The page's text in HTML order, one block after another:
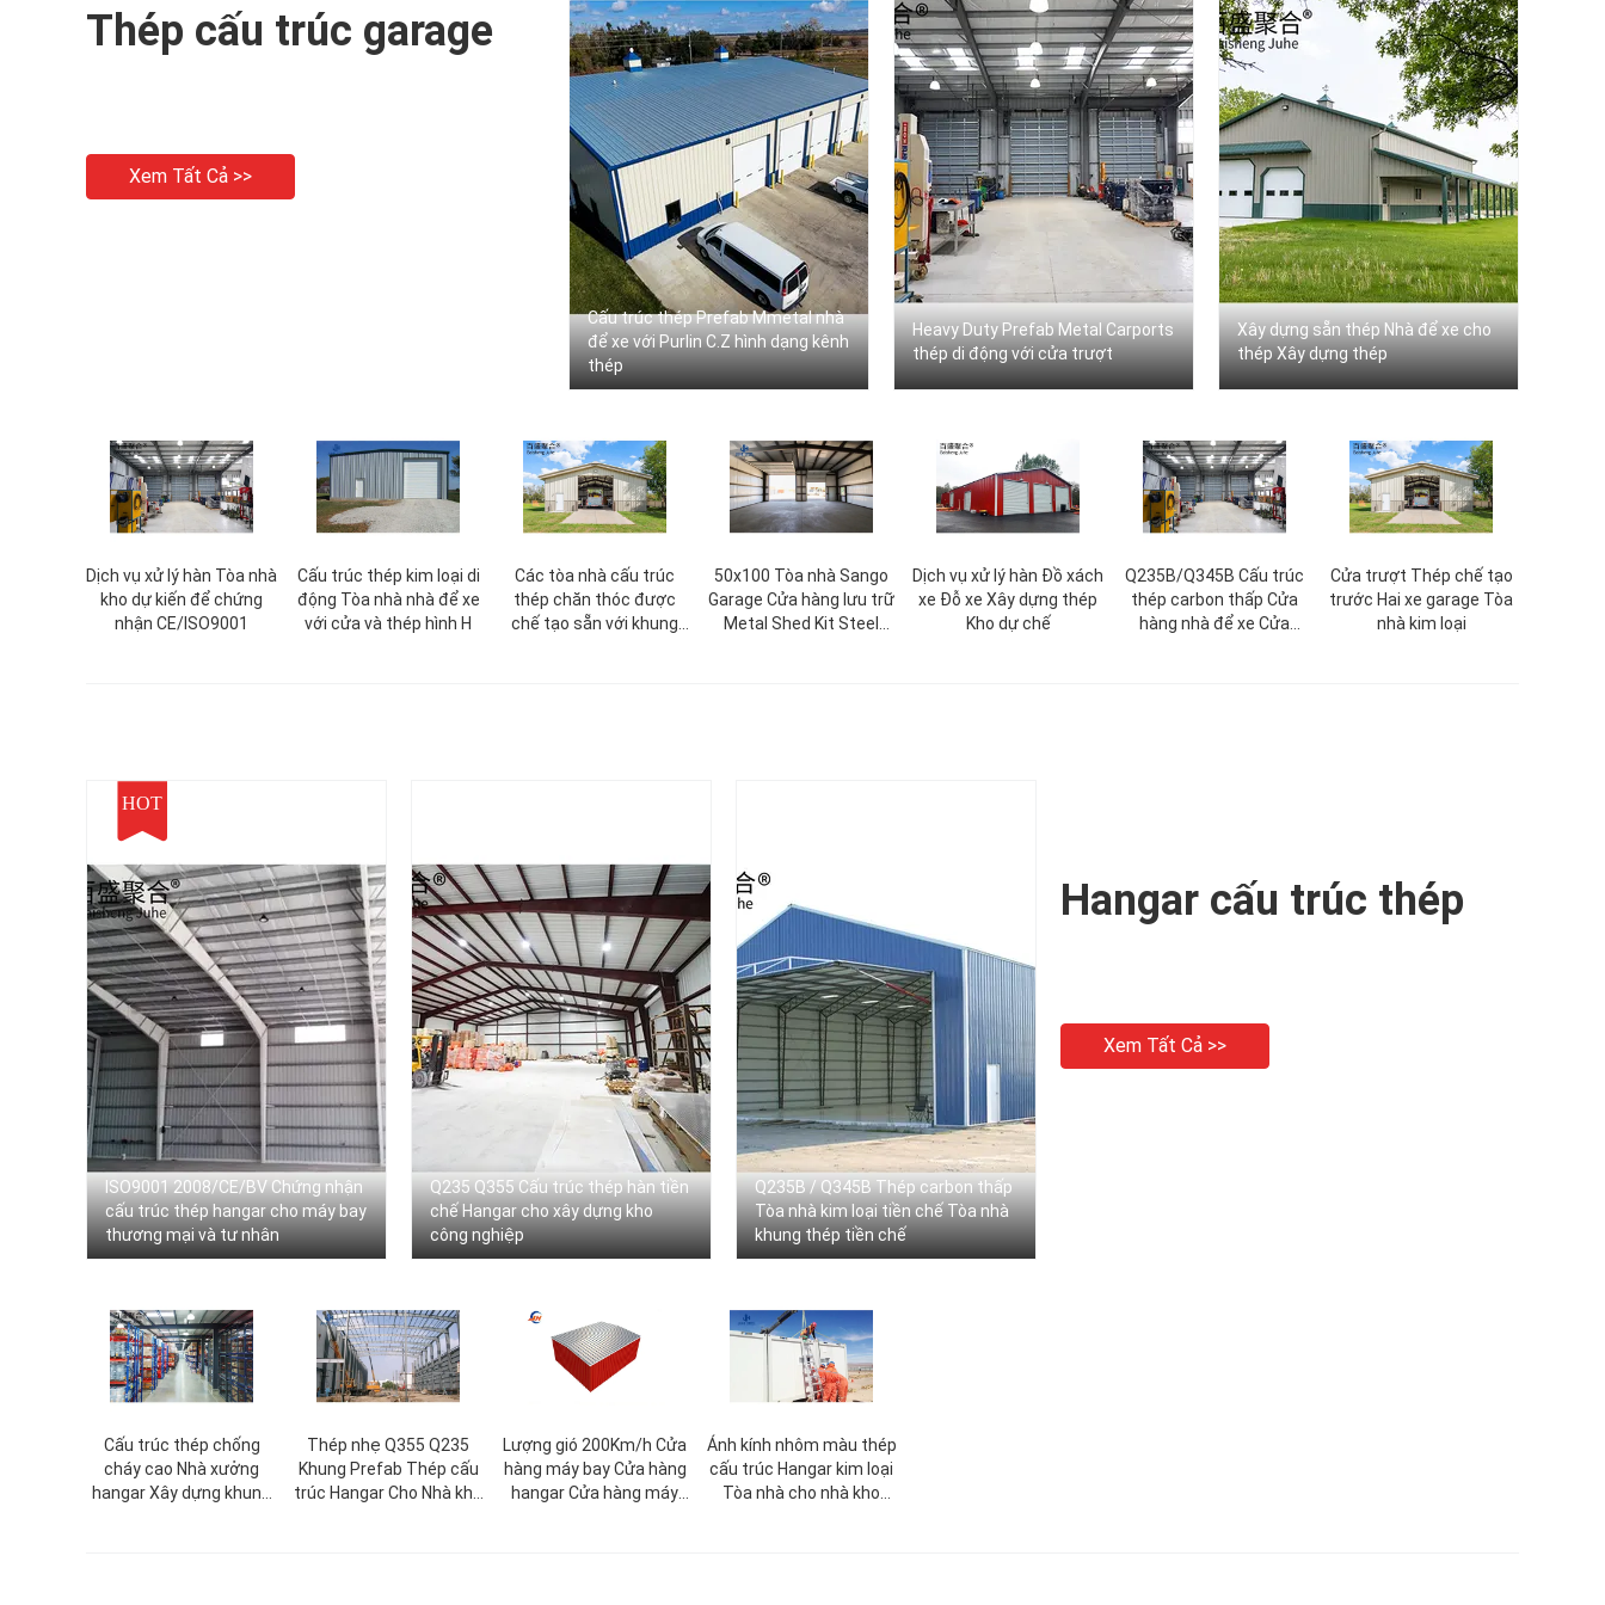
GỬI ĐI
Thép cấu trúc garage
Xem Tất Cả >>
Cấu trúc thép Prefab Mmetal nhà
để xe với Purlin C.Z hình dạng kênh
thép
Heavy Duty Prefab Metal Carports
thép di động với cửa trượt
Xây dựng sẵn thép Nhà để xe cho
thép Xây dựng thép
Dịch vụ xử lý hàn Tòa nhà
kho dự kiến để chứng
nhận CE/ISO9001
Cấu trúc thép kim loại di
động Tòa nhà nhà để xe
với cửa và thép hình H
Các tòa nhà cấu trúc
thép chăn thóc được
chế tạo sẵn với khung
50x100 Tòa nhà Sango
Garage Cửa hàng lưu trữ
Metal Shed Kit Steel
Dịch vụ xử lý hàn Đồ xách
xe Đỗ xe Xây dựng thép
Kho dự chế
Q235B/Q345B Cấu trúc
thép carbon thấp Cửa
hàng nhà để xe Cửa
Cửa trượt Thép chế tạo
trước Hai xe garage Tòa
nhà kim loại
HOT
ISO9001 2008/CE/BV Chứng nhận
cấu trúc thép hangar cho máy bay
thương mại và tư nhân
Q235 Q355 Cấu trúc thép hàn tiền
chế Hangar cho xây dựng kho
công nghiệp
Q235B / Q345B Thép carbon thấp
Tòa nhà kim loại tiền chế Tòa nhà
khung thép tiền chế
Hangar cấu trúc thép
Xem Tất Cả >>
Cấu trúc thép chống
cháy cao Nhà xưởng
hangar Xây dựng khung
Thép nhẹ Q355 Q235
Khung Prefab Thép cấu
trúc Hangar Cho Nhà kho
Lượng gió 200Km/h Cửa
hàng máy bay Cửa hàng
hangar Cửa hàng máy
Ánh kính nhôm màu thép
cấu trúc Hangar kim loại
Tòa nhà cho nhà kho